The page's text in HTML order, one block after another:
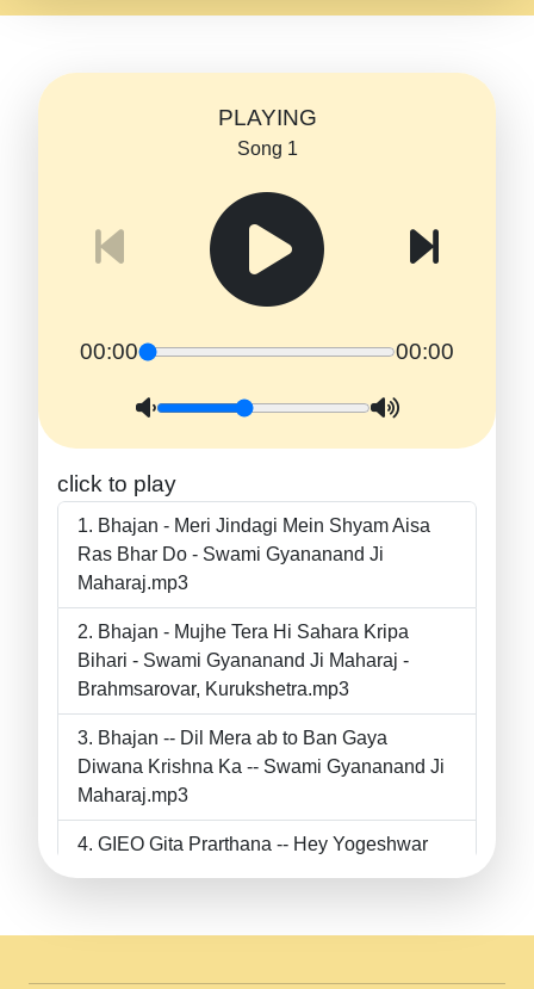
PLAYING
Song 1
00:00 00:00
click to play
Bhajan - Meri Jindagi Mein Shyam Aisa
Ras Bhar Do - Swami Gyananand Ji
Maharaj.mp3
Bhajan - Mujhe Tera Hi Sahara Kripa
Bihari - Swami Gyananand Ji Maharaj -
Brahmsarovar, Kurukshetra.mp3
Bhajan -- Dil Mera ab to Ban Gaya
Diwana Krishna Ka -- Swami Gyananand Ji
Maharaj.mp3
GIEO Gita Prarthana -- Hey Yogeshwar
II Swami Gyananand Ji Maharaj.mp3